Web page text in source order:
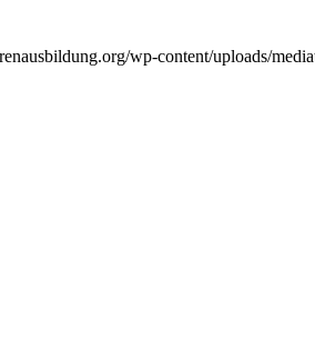
wp-content/uploads/